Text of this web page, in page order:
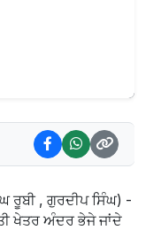
ਰੂਬੀ , ਗੁਰਦੀਪ ਸਿੰਘ) -
ਖੇਤਰ ਅੰਦਰ ਭੇਜੇ ਜਾਂਦੇ